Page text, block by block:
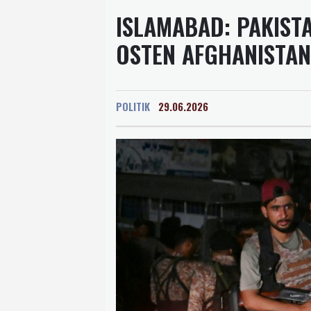
ISLAMABAD:
OSTEN
POLITIK 29.06.2026